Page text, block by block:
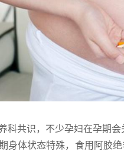
科共识，不少孕妇在孕期
身体状态特殊，食用阿胶